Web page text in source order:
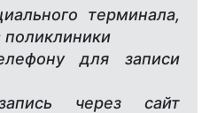
терминала,
поликлиники
для записи
через сайт